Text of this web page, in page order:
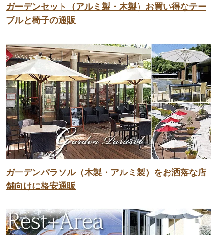
ガーデンセット（アルミ製・木製）お買い得なテー
ブルと椅子の通販
ガーデンパラソル（木製・アルミ製）をお洒落な店
舗向けに格安通販